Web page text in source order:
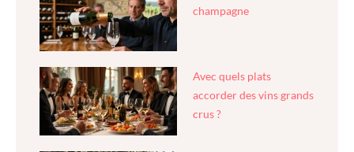
champagne
Avec quels plats
accorder des vins grands
crus ?